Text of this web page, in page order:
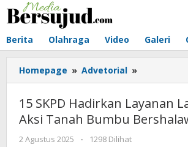
Lewati
Berita Olahraga Video Galeri
Homepage » Advetorial »
SKPD
Layanan
Langsung
15 SKPD Hadirkan Layanan
Aksi Tanah Bumbu
2 Agustus 2025
oleh
-
1298 Dilihat